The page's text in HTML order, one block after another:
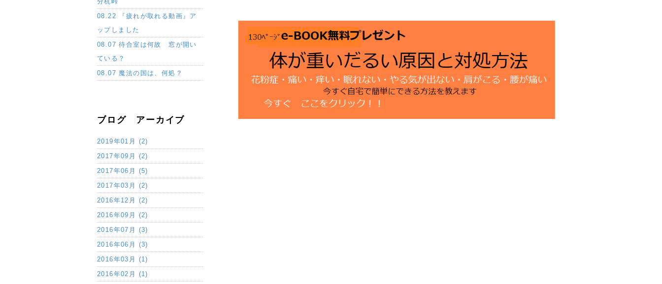
08.22 『疲れが取れる動画』ア
ップしました
08.07 待合室は何故 窓が開い
ている？
08.07 魔法の国は、何処？
ブログ アーカイブ
2019年01月 (2)
2017年09月 (2)
2017年06月 (5)
2017年03月 (2)
2016年12月 (2)
2016年09月 (2)
2016年07月 (3)
2016年06月 (3)
2016年03月 (1)
2016年02月 (1)